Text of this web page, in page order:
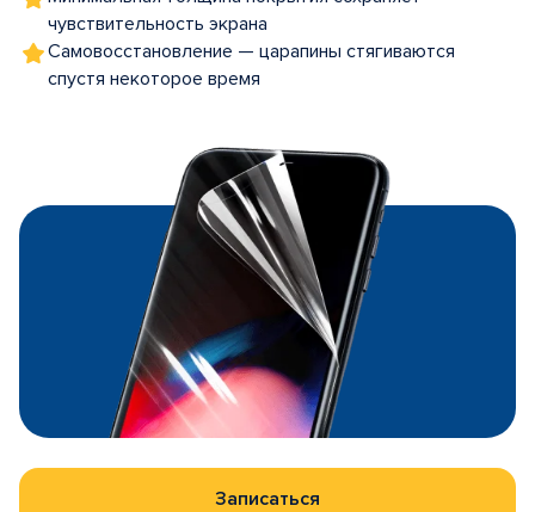
чувствительность экрана
Самовосстановление — царапины стягиваются
спустя некоторое время
Записаться